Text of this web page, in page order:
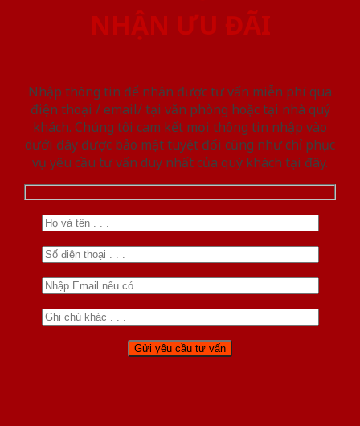
NHẬN ƯU ĐÃI
Nhập thông tin để nhận được tư vấn miễn phí qua
điện thoại / email/ tại văn phòng hoặc tại nhà quý
khách. Chúng tôi cam kết mọi thông tin nhập vào
dưới đây được bảo mật tuyệt đối cũng như chỉ phục
vụ yêu cầu tư vấn duy nhất của quý khách tại đây.